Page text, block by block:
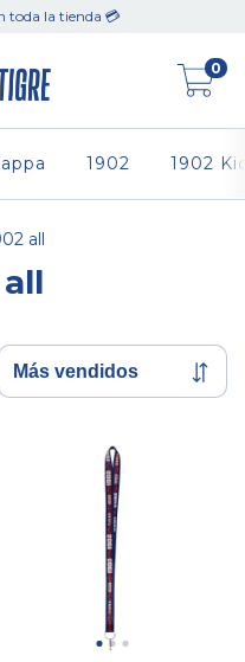
toda la tienda 💳
0
1902 1902
all